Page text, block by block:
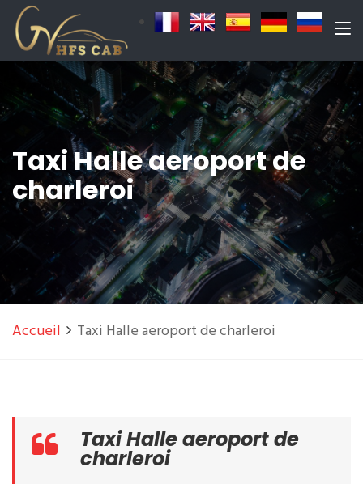
Taxi Halle aeroport de
charleroi
Accueil Taxi Halle aeroport de charleroi
Taxi Halle aeroport de
charleroi